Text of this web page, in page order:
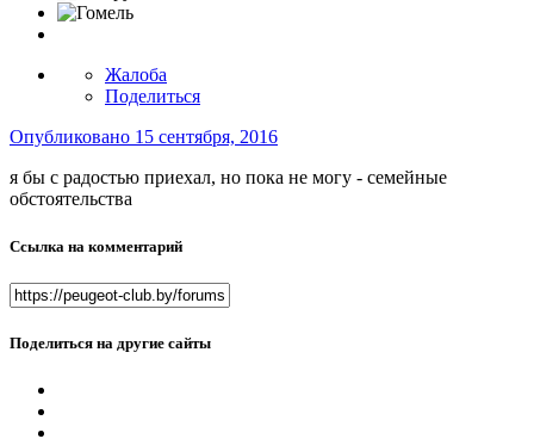
Жалоба
Поделиться
Опубликовано 15 сентября, 2016
я бы с радостью приехал, но пока не могу - семейные
обстоятельства
Ссылка на комментарий
Поделиться на другие сайты